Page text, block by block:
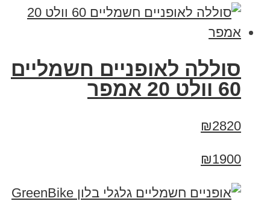
סוללה לאופניים חשמליים
60 וולט 20 אמפר
₪2820
₪1900